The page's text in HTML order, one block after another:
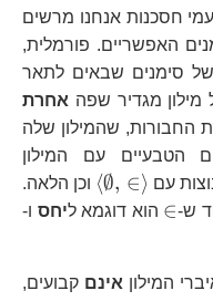
חסכנות אנחנו מרשים
האפשריים. פורמלית,
סימנים שבאים לתאר
מגדיר שפה אחרת
שהמילון שלה
\left\langleעם המילון
עם ⟨∅, ∈⟩
וכן הלאה.
0,\emptyset
ש-∈ הוא דוגמא ליחס ו-
המילון אינם קבועים,